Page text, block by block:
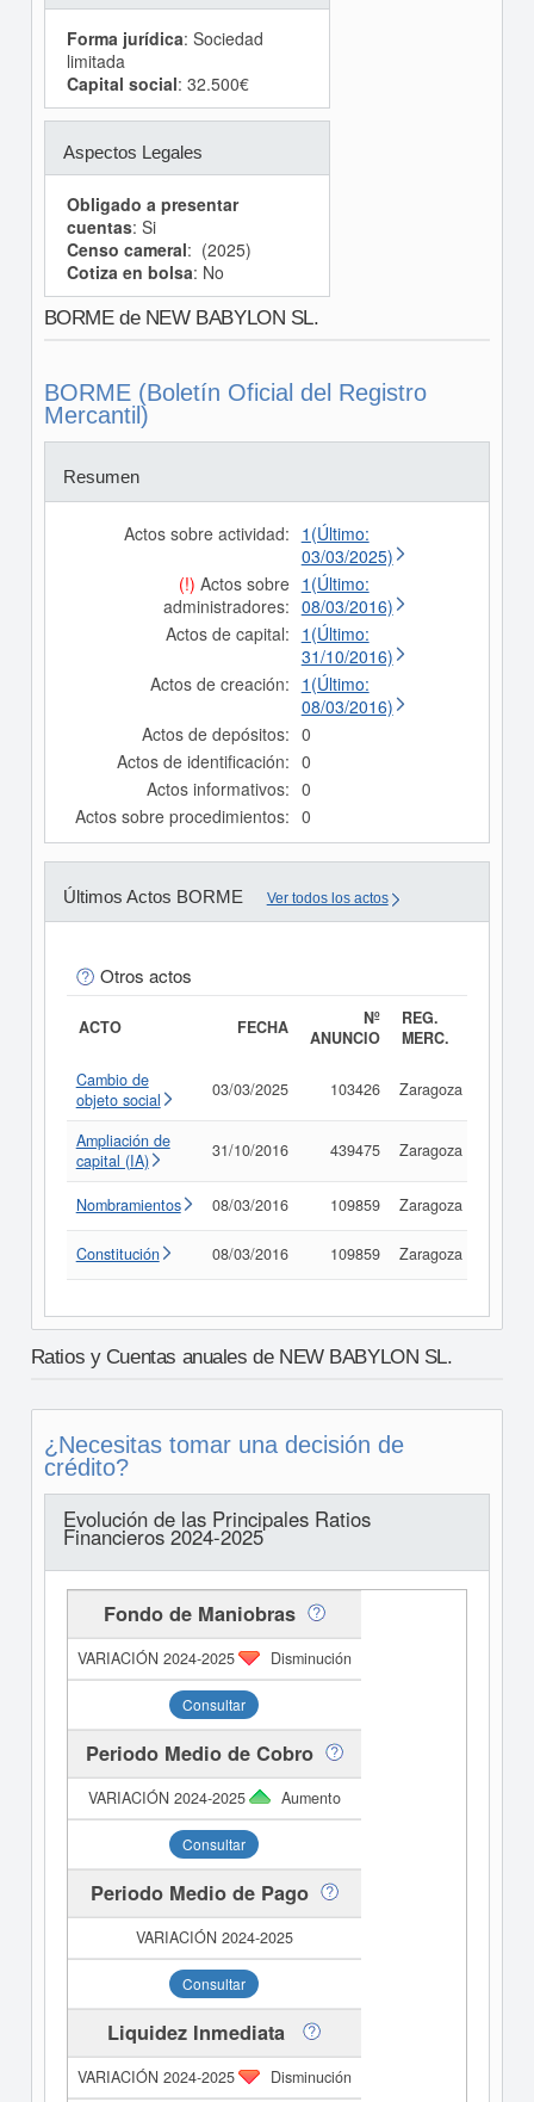
Forma jurídica: Sociedad
limitada
Capital social: 32.500€
Aspectos Legales
Obligado a presentar
cuentas: Si
Censo cameral: (2025)
Cotiza en bolsa: No
BORME de NEW BABYLON SL.
BORME (Boletín Oficial del Registro
Mercantil)
Resumen
Actos sobre actividad: 1(Último:
03/03/2025)
(!) Actos sobre
administradores:
1(Último:
08/03/2016)
Actos de capital: 1(Último:
31/10/2016)
Actos de creación: 1(Último:
08/03/2016)
Actos de depósitos: 0
Actos de identificación: 0
Actos informativos: 0
Actos sobre procedimientos: 0
Últimos Actos BORME Ver todos los actos
Otros actos
ACTO FECHA
Nº
ANUNCIO
REG.
MERC.
Cambio de
objeto social
03/03/2025 103426 Zaragoza
Ampliación de
capital (IA)
31/10/2016 439475 Zaragoza
Nombramientos 08/03/2016 109859 Zaragoza
Constitución 08/03/2016 109859 Zaragoza
Ratios y Cuentas anuales de NEW BABYLON SL.
¿Necesitas tomar una decisión de
crédito?
Evolución de las Principales Ratios
Financieros 2024-2025
Fondo de Maniobras
Disminución
Consultar
Periodo Medio de Cobro
Aumento
Consultar
Periodo Medio de Pago
Consultar
Liquidez Inmediata
Disminución